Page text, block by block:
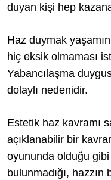
duyan kişi hep
Haz duymak
hiç eksik olmaması
Yabancılaşma
dolaylı nedenidir.
Estetik haz kavramı
açıklanabilir bir
oyununda olduğu
bulunmadığı,